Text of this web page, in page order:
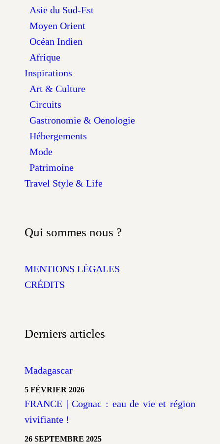
Asie du Sud-Est
Moyen Orient
Océan Indien
Afrique
Inspirations
Art & Culture
Circuits
Gastronomie & Oenologie
Hébergements
Mode
Patrimoine
Travel Style & Life
Qui sommes nous ?
MENTIONS LÉGALES
CRÉDITS
Derniers articles
Madagascar
5 FÉVRIER 2026
FRANCE | Cognac : eau de vie et région
vivifiante !
26 SEPTEMBRE 2025